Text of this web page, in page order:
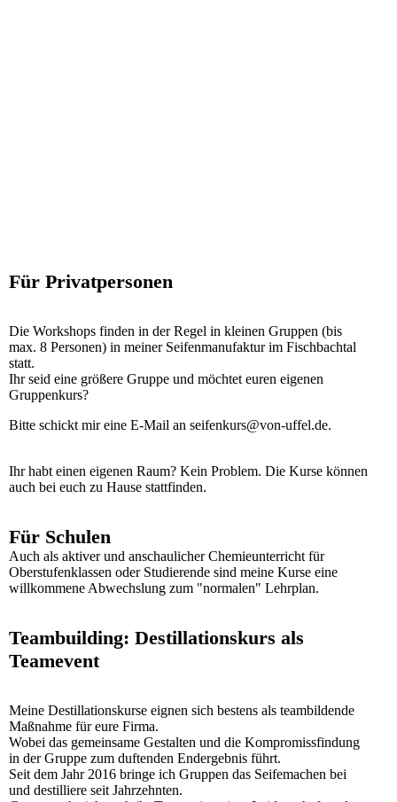
Für Privatpersonen
Die Workshops finden in der Regel in kleinen Gruppen (bis
max. 8 Personen) in meiner Seifenmanufaktur im Fischbachtal
statt.
Ihr seid eine größere Gruppe und möchtet euren eigenen
Gruppenkurs?
Bitte schickt mir eine E-Mail an seifenkurs@von-uffel.de.
Ihr habt einen eigenen Raum? Kein Problem. Die Kurse können
auch bei euch zu Hause stattfinden.
Für Schulen
Auch als aktiver und anschaulicher Chemieunterricht für
Oberstufenklassen oder Studierende sind meine Kurse eine
willkommene Abwechslung zum "normalen" Lehrplan.
Teambuilding: Destillationskurs als
Teamevent
Meine Destillationskurse eignen sich bestens als teambildende
Maßnahme für eure Firma.
Wobei das gemeinsame Gestalten und die Kompromissfindung
in der Gruppe zum duftenden Endergebnis führt.
Seit dem Jahr 2016 bringe ich Gruppen das Seifemachen bei
und destilliere seit Jahrzehnten.